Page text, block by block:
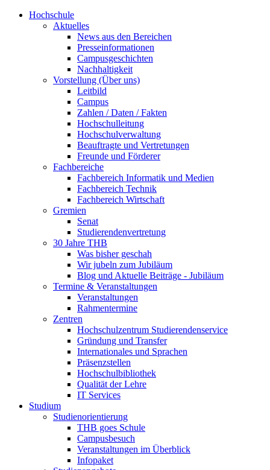
Hochschule
Aktuelles
News aus den Bereichen
Presseinformationen
Campusgeschichten
Nachhaltigkeit
Vorstellung (Über uns)
Leitbild
Campus
Zahlen / Daten / Fakten
Hochschulleitung
Hochschulverwaltung
Beauftragte und Vertretungen
Freunde und Förderer
Fachbereiche
Fachbereich Informatik und Medien
Fachbereich Technik
Fachbereich Wirtschaft
Gremien
Senat
Studierendenvertretung
30 Jahre THB
Was bisher geschah
Wir jubeln zum Jubiläum
Blog und Aktuelle Beiträge - Jubiläum
Termine & Veranstaltungen
Veranstaltungen
Rahmentermine
Zentren
Hochschulzentrum Studierendenservice
Gründung und Transfer
Internationales und Sprachen
Präsenzstellen
Hochschulbibliothek
Qualität der Lehre
IT Services
Studium
Studienorientierung
THB goes Schule
Campusbesuch
Veranstaltungen im Überblick
Infopaket